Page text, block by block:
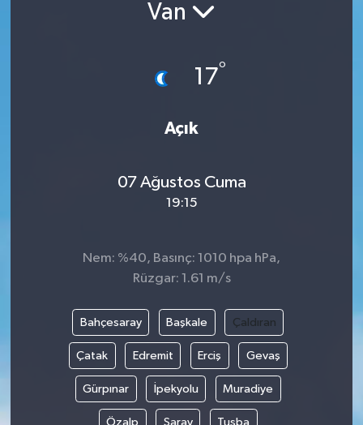
Van
17°
Açık
07 Ağustos Cuma
19:15
Nem: %40, Basınç: 1010 hpa hPa,
Rüzgar: 1.61 m/s
Bahçesaray Başkale Çaldıran
Çatak Edremit Erciş Gevaş
Gürpınar İpekyolu Muradiye
Özalp Saray Tuşba